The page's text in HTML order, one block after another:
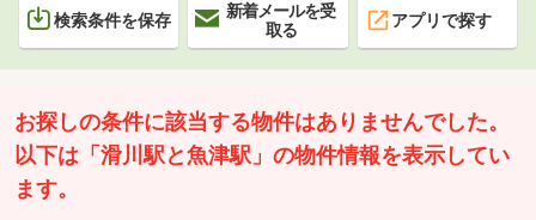
検索条件を保存
新着メールを受
取る
アプリで探す
お探しの条件に該当する物件はありませんでした。
以下は「滑川駅と魚津駅」の物件情報を表示してい
ます。